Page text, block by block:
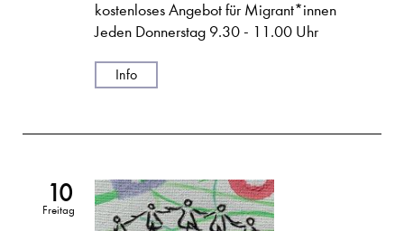
kostenloses Angebot für Migrant*innen
Jeden Donnerstag 9.30 - 11.00 Uhr
Info
10
Freitag